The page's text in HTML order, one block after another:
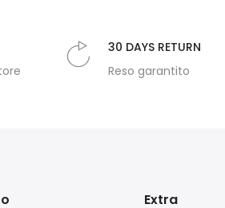
30 DAYS RETURN
Reso garantito
Extra